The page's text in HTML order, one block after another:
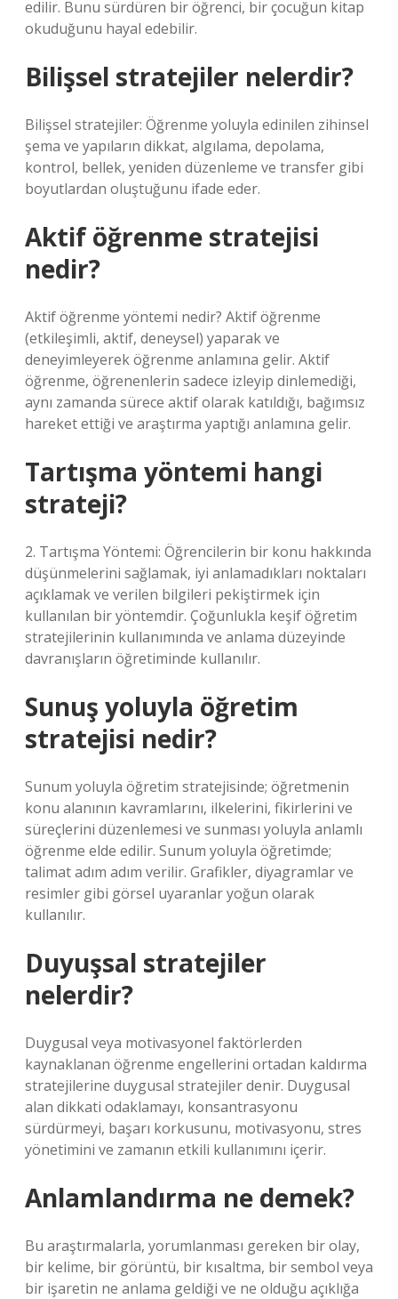
edilir. Bunu sürdüren bir öğrenci, bir çocuğun kitap
okuduğunu hayal edebilir.
Bilişsel stratejiler nelerdir?
Bilişsel stratejiler: Öğrenme yoluyla edinilen zihinsel
şema ve yapıların dikkat, algılama, depolama,
kontrol, bellek, yeniden düzenleme ve transfer gibi
boyutlardan oluştuğunu ifade eder.
Aktif öğrenme stratejisi
nedir?
Aktif öğrenme yöntemi nedir? Aktif öğrenme
(etkileşimli, aktif, deneysel) yaparak ve
deneyimleyerek öğrenme anlamına gelir. Aktif
öğrenme, öğrenenlerin sadece izleyip dinlemediği,
aynı zamanda sürece aktif olarak katıldığı, bağımsız
hareket ettiği ve araştırma yaptığı anlamına gelir.
Tartışma yöntemi hangi
strateji?
2. Tartışma Yöntemi: Öğrencilerin bir konu hakkında
düşünmelerini sağlamak, iyi anlamadıkları noktaları
açıklamak ve verilen bilgileri pekiştirmek için
kullanılan bir yöntemdir. Çoğunlukla keşif öğretim
stratejilerinin kullanımında ve anlama düzeyinde
davranışların öğretiminde kullanılır.
Sunuş yoluyla öğretim
stratejisi nedir?
Sunum yoluyla öğretim stratejisinde; öğretmenin
konu alanının kavramlarını, ilkelerini, fikirlerini ve
süreçlerini düzenlemesi ve sunması yoluyla anlamlı
öğrenme elde edilir. Sunum yoluyla öğretimde;
talimat adım adım verilir. Grafikler, diyagramlar ve
resimler gibi görsel uyaranlar yoğun olarak
kullanılır.
Duyuşsal stratejiler
nelerdir?
Duygusal veya motivasyonel faktörlerden
kaynaklanan öğrenme engellerini ortadan kaldırma
stratejilerine duygusal stratejiler denir. Duygusal
alan dikkati odaklamayı, konsantrasyonu
sürdürmeyi, başarı korkusunu, motivasyonu, stres
yönetimini ve zamanın etkili kullanımını içerir.
Anlamlandırma ne demek?
Bu araştırmalarla, yorumlanması gereken bir olay,
bir kelime, bir görüntü, bir kısaltma, bir sembol veya
bir işaretin ne anlama geldiği ve ne olduğu açıklığa